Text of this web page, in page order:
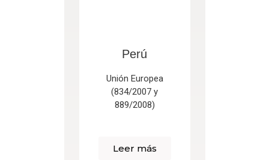
Perú
Unión Europea
(834/2007 y
889/2008)
Leer más